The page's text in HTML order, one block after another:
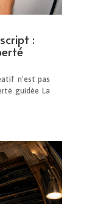
:
n’est pas
guidée La